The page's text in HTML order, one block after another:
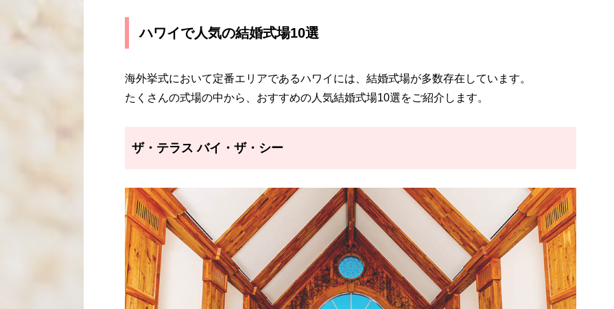
ハワイで人気の結婚式場10選
海外挙式において定番エリアであるハワイには、結婚式場が多数存在しています。
たくさんの式場の中から、おすすめの人気結婚式場10選をご紹介します。
ザ・テラス バイ・ザ・シー